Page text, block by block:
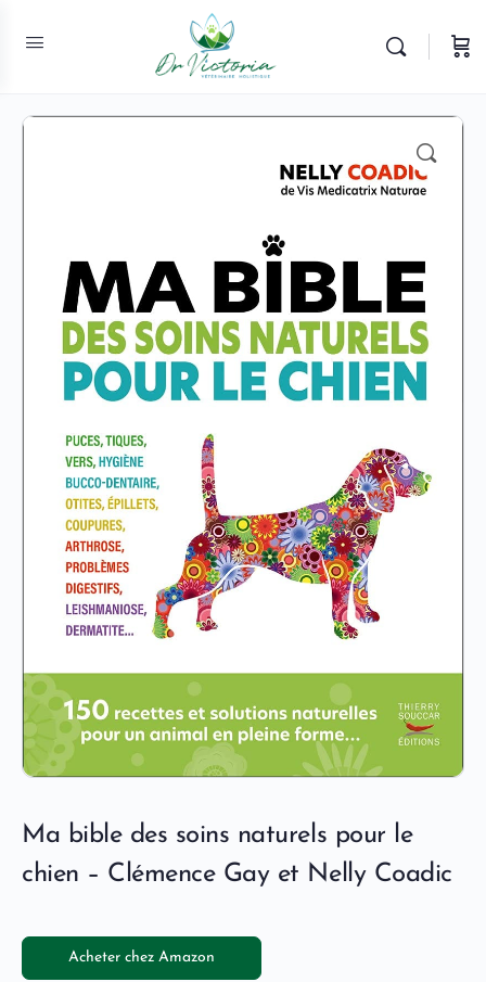
Ma bible des soins naturels pour le
chien – Clémence Gay et Nelly Coadic
Acheter chez Amazon